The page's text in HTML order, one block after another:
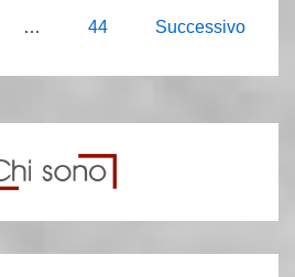
… 44 Successivo